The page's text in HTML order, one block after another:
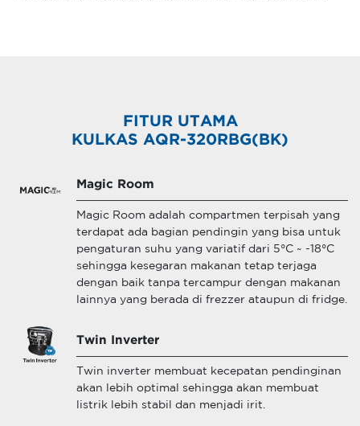
FITUR UTAMA
KULKAS AQR-320RBG(BK)
Magic Room
Magic Room adalah compartmen terpisah yang
terdapat ada bagian pendingin yang bisa untuk
pengaturan suhu yang variatif dari 5°C ~ -18°C
sehingga kesegaran makanan tetap terjaga
dengan baik tanpa tercampur dengan makanan
lainnya yang berada di frezzer ataupun di fridge.
Twin Inverter
Twin inverter membuat kecepatan pendinginan
akan lebih optimal sehingga akan membuat
listrik lebih stabil dan menjadi irit.